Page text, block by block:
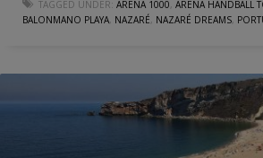
TAGGED UNDER: ARENA 1000, ARENA HANDBALL
BALONMANO PLAYA, NAZARÉ, NAZARÉ DREAMS,